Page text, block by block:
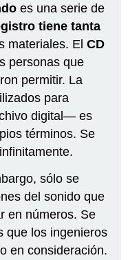
es una serie de
tiene tanta
materiales. ElCD
personas que
permitir. La
para
digital— es
términos. Se
sólo se
del sonido que
en números. Se
que los ingenieros
en consideración.